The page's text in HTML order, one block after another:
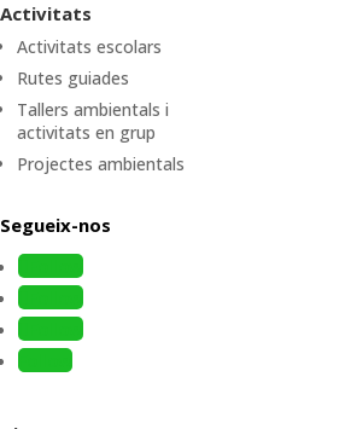
Activitats
Activitats escolars
Rutes guiades
Tallers ambientals i
activitats en grup
Projectes ambientals
Segueix-nos
Follow
Follow
Follow
Follow